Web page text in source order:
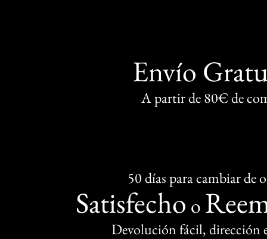
Envío
A partir de 80€ de
50 días para cambiar de
Satisfecho o
Devolución fácil, dirección